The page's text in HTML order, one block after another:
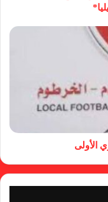
الأولى